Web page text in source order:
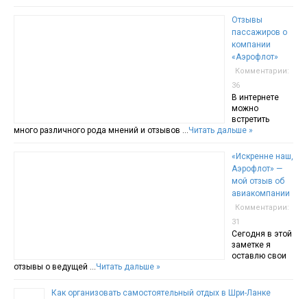
Отзывы
пассажиров о
компании
«Аэрофлот»
Комментарии:
36
В интернете
можно
встретить
много различного рода мнений и отзывов …Читать дальше »
«Искренне наш,
Аэрофлот» —
мой отзыв об
авиакомпании
Комментарии:
31
Сегодня в этой
заметке я
оставлю свои
отзывы о ведущей …Читать дальше »
Как организовать самостоятельный отдых в Шри-Ланке